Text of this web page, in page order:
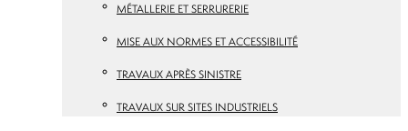
MÉTALLERIE ET SERRURERIE
MISE AUX NORMES ET ACCESSIBILITÉ
TRAVAUX APRÈS SINISTRE
TRAVAUX SUR SITES INDUSTRIELS